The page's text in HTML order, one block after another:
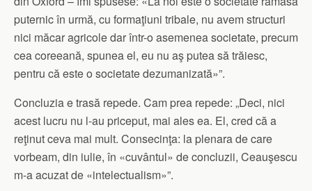
puternic în urmă, cu formaţiuni tribale, nu avem structuri
nici măcar agricole dar într-o asemenea societate, precum
cea coreeană, spunea el, eu nu aş putea să trăiesc,
pentru că este o societate dezumanizată»”.
Concluzia e trasă repede. Cam prea repede: „Deci, nici
acest lucru nu l-au priceput, mai ales ea. El, cred că a
reţinut ceva mai mult. Consecinţa: la plenara de care
vorbeam, din iulie, în «cuvântul» de concluzii, Ceauşescu
m-a acuzat de «intelectualism»”.